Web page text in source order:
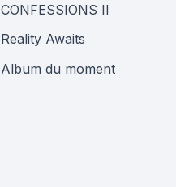
CONFESSIONS II
Reality Awaits
Album du moment